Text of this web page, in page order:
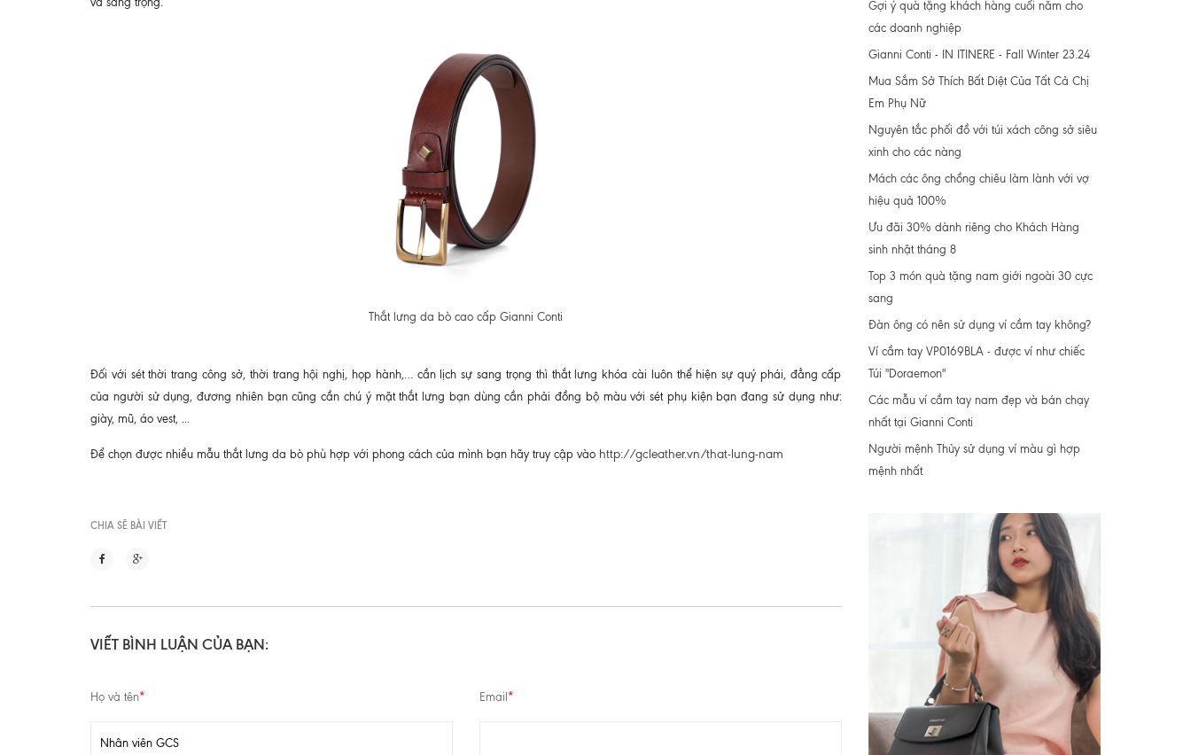
Thắt lưng da bò cao cấp Gianni Conti
Đối với sét thời trang công sở, thời trang hội nghị, họp hành,… cần lịch sự sang trọng thì thắt lưng khóa cài luôn thể hiện sự quý phái, đẳng cấp
của người sử dụng, đương nhiên bạn cũng cần chú ý mặt thắt lưng bạn dùng cần phải đồng bộ màu với sét phụ kiện bạn đang sử dụng như:
giày, mũ, áo vest, ...
Để chọn được nhiều mẫu thắt lưng da bò phù hợp với phong cách của mình bạn hãy truy cập vào http://gcleather.vn/that-lung-nam
CHIA SẼ BÀI VIẾT
VIẾT BÌNH LUẬN CỦA BẠN:
Họ và tên* Email *
Gợi ý quà tặng khách hàng cuối năm cho
các doanh nghiệp
Gianni Conti - IN ITINERE - Fall Winter 23.24
Mua Sắm Sở Thích Bất Diệt Của Tất Cả Chị
Em Phụ Nữ
Nguyên tắc phối đồ với túi xách công sở siêu
xinh cho các nàng
Mách các ông chồng chiêu làm lành với vợ
hiệu quả 100%
Ưu đãi 30% dành riêng cho Khách Hàng
sinh nhật tháng 8
Top 3 món quà tặng nam giới ngoài 30 cực
sang
Đàn ông có nên sử dụng ví cầm tay không?
Ví cầm tay VP0169BLA - được ví như chiếc
Túi "Doraemon"
Các mẫu ví cầm tay nam đẹp và bán chạy
nhất tại Gianni Conti
Người mệnh Thủy sử dụng ví màu gì hợp
mệnh nhất